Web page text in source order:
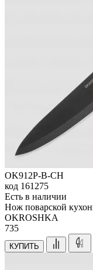
OK912P-B-CH
код 161275
Есть в наличии
Нож поварской
OKROSHKA
735
КУПИТЬ